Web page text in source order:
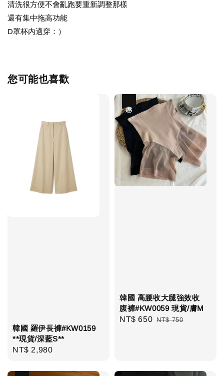
清洗很方便不會亂跑要重新調整那樣
還有集中拖高功能
D罩杯內適穿：）
您可能也喜歡
韓國 羅伊長褲#KW0159
**現貨/深藍S**
Regular
NT$ 2,980
韓國 高腰收大腿強效收
腹褲#KW0059 現貨/膚M
Sale
NT$ 650 Regular
NT$ 750